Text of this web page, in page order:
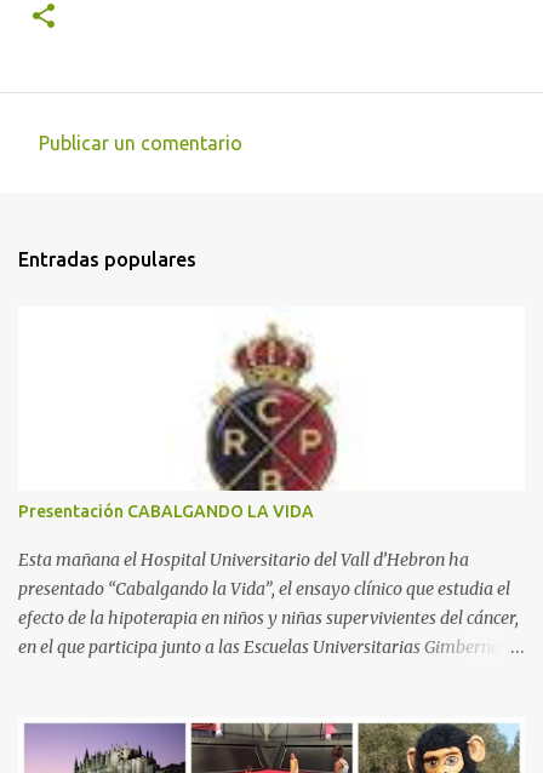
e
s
Publicar un comentario
Entradas populares
Presentación CABALGANDO LA VIDA
Esta mañana el Hospital Universitario del Vall d’Hebron ha
presentado “Cabalgando la Vida”, el ensayo clínico que estudia el
efecto de la hipoterapia en niños y niñas supervivientes del cáncer,
en el que participa junto a las Escuelas Universitarias Gimbernat,
presencia de Emilio Zegrí, presidente de la Fundación RCPB; la Dra.
Anna Llort, adjunta del Servicio de Oncología Pediátrica del